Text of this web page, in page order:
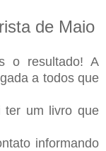
de Maio
o resultado! A
a todos que
ter um livro que
informando